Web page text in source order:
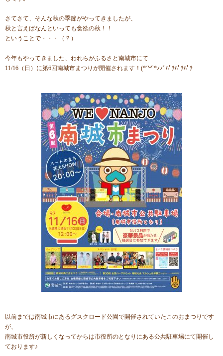
さてさて、そんな秋の季節がやってきましたが、
秋と言えばなんといっても食欲の秋！！
ということで・・・（？）
今年もやってきました、われらがふるさと南城市にて
11/16（日）に第6回南城市まつりが開催されます！(*´꒳`*ﾉﾉﾞﾊﾟﾁﾊﾟﾁﾊﾟﾁ
以前までは南城市にあるグスクロード公園で開催されていたこのおまつりです
が、
南城市役所が新しくなってからは市役所のとなりにある公共駐車場にて開催し
ております♪